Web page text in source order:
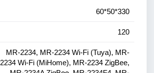
60*50*330
120
MR-2234, MR-2234 Wi-Fi (Tuya), MR-
2234 Wi-Fi (MiHome), MR-2234 ZigBee,